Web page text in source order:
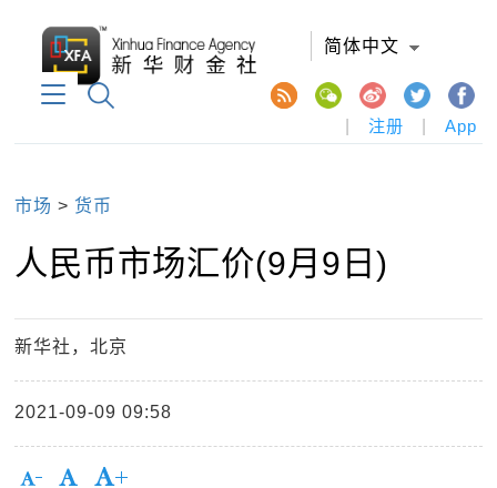
简体中文
注册 App
市场 >货币
人民币市场汇价(9月9日)
新华社，北京
2021-09-09 09:58